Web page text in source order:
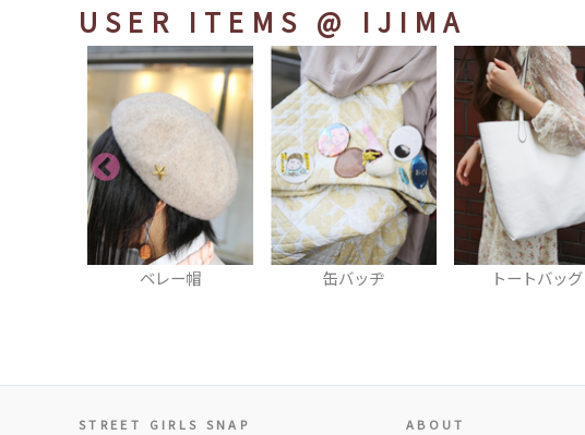
USER ITEMS @ IJIMA
缶バッヂ トートバッグ ローファ
STREET GIRLS SNAP ABOUT